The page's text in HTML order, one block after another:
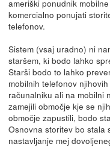
ameriški ponudnik
komercialno ponujati
telefonov.
Sistem (vsaj uradno) ni
staršem, ki bodo lahko
Starši bodo to lahko
mobilnih telefonov
računalniku ali na mobilni
zamejili območje kje se
območje zapustili, bodo
Osnovna storitev bo stala
nastavljanje mej